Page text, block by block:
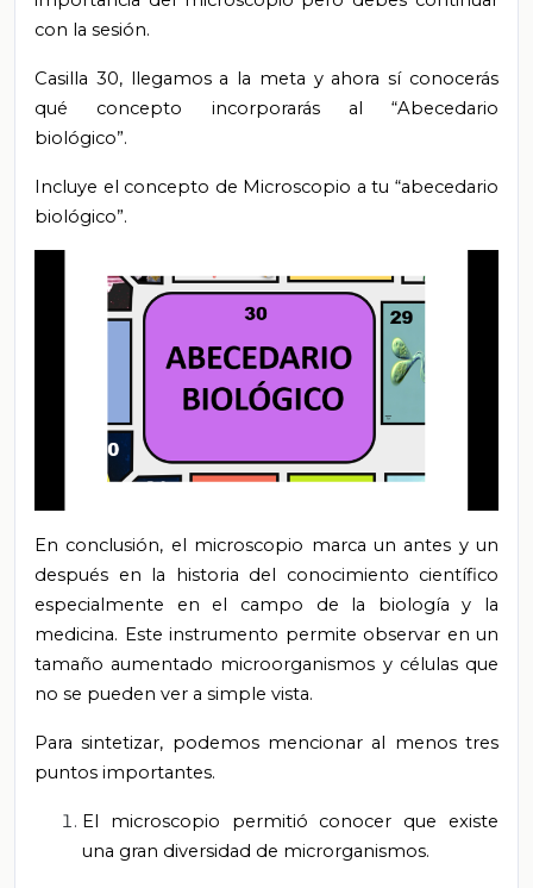
con la sesión.
Casilla 30, llegamos a la meta y ahora sí conocerás
qué concepto incorporarás al “Abecedario
biológico”.
Incluye el concepto de Microscopio a tu “abecedario
biológico”.
En conclusión, el microscopio marca un antes y un
después en la historia del conocimiento científico
especialmente en el campo de la biología y la
medicina. Este instrumento permite observar en un
tamaño aumentado microorganismos y células que
no se pueden ver a simple vista.
Para sintetizar, podemos mencionar al menos tres
puntos importantes.
El microscopio permitió conocer que existe
una gran diversidad de microrganismos.